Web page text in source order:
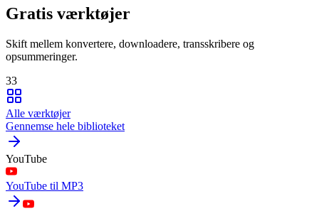
Gratis værktøjer
Skift mellem konvertere, downloadere, transskribere og
opsummeringer.
33
Alle værktøjer
Gennemse hele biblioteket
YouTube
YouTube til MP3